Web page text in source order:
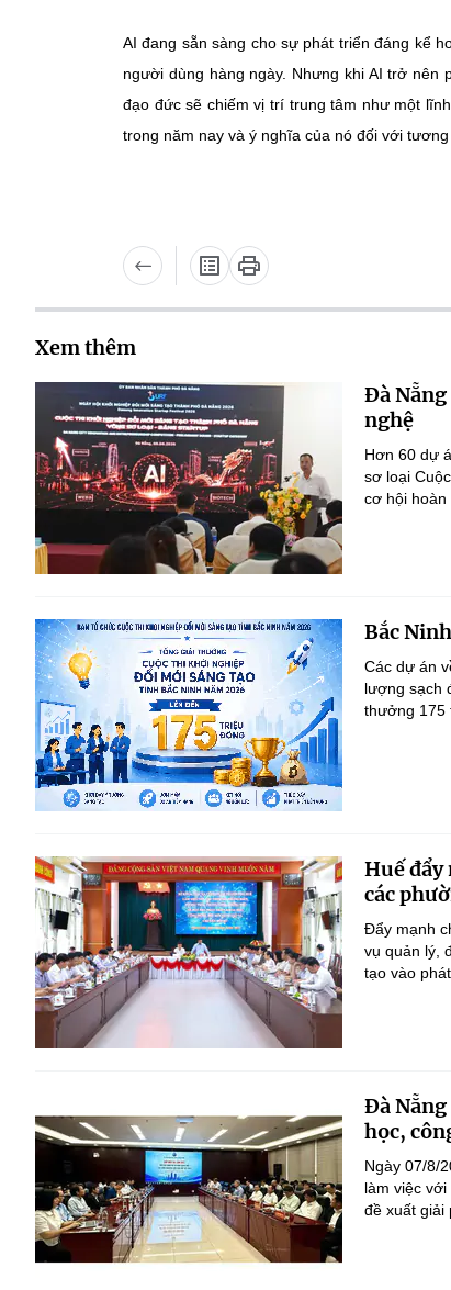
AI đang sẵn sàng cho sự phát triển đáng kể
người dùng hàng ngày. Nhưng khi AI trở
đạo đức sẽ chiếm vị trí trung tâm như một
trong năm nay và ý nghĩa của nó đối với tương
Xem thêm
Đà
nghệ
Hơn 60 dự
sơ loại
cơ hội hoàn
Bắc
Các dự án
lượng sạch
thưởng 175
Huế đẩy
các
Đẩy mạnh
vụ quản lý,
tạo vào
Đà
học,
Ngày 07/8/
làm việc
đề xuất giải